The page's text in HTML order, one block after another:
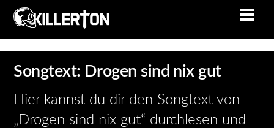
Skip
content
Songtext: Drogen sind nix gut
Hier kannst du dir den Songtext von
„Drogen sind nix gut“ durchlesen und